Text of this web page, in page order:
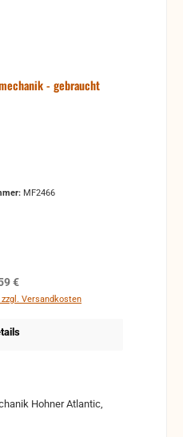
- gebraucht
MF2466
Preis:
€
Versandkosten